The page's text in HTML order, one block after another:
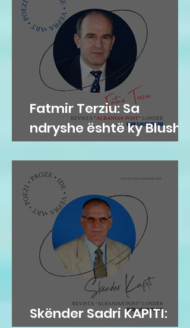
Fatmir Terziu: Sa
ndryshe është ky Blushi
nga Blushi
Skënder Sadri KAPITI: